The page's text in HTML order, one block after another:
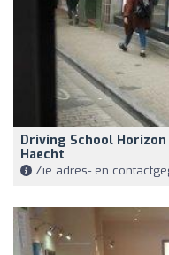
Driving School Horizon
Haecht
Zie adres- en